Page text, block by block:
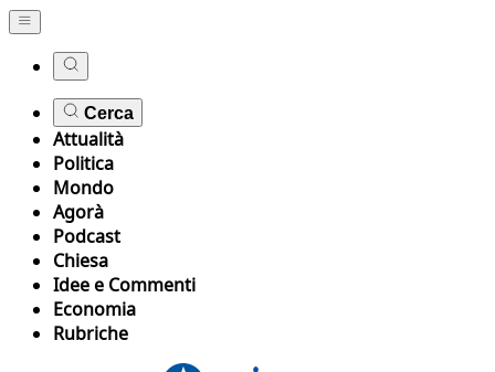
Cerca
Attualità
Politica
Mondo
Agorà
Podcast
Chiesa
Idee e Commenti
Economia
Rubriche